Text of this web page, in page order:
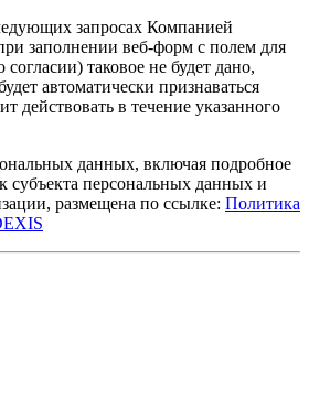
запросах Компанией
заполнении веб-форм с полем для
таковое не будет дано,
автоматически признаваться
действовать в течение указанного
данных, включая подробное
субъекта персональных данных и
размещена по ссылке: Политика